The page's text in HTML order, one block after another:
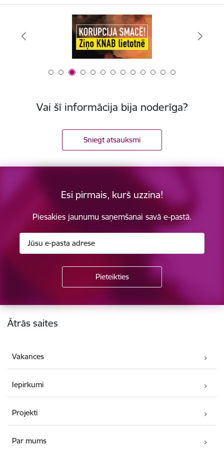
Vai šī informācija bija noderīga?
Sniegt atsauksmi
Esi pirmais, kurš uzzina!
Piesakies jaunumu saņemšanai savā e-pastā.
Kājene
Ātrās saites
Vakances
Iepirkumi
Projekti
Par mums